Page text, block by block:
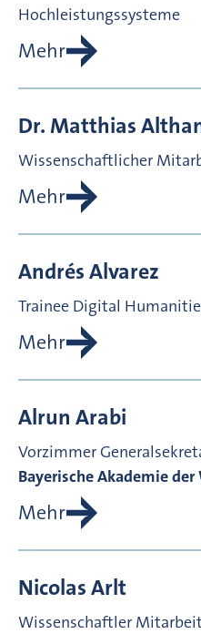
Hochleistungssysteme
Mehr
Dr.Matthias
Wissenschaftlicher
Mehr
AndrésAlvarez
Trainee Digital
Mehr
Alrun Arabi
Vorzimmer
Bayerische Akademie
Mehr
NicolasArlt
Wissenschaftler